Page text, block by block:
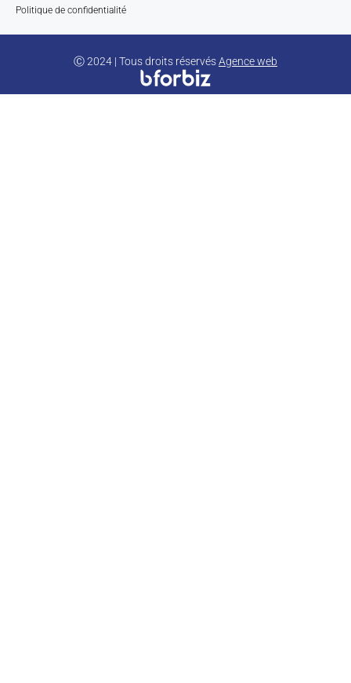
Politique de confidentialité
Ⓒ 2024 | Tous droits réservésAgence web